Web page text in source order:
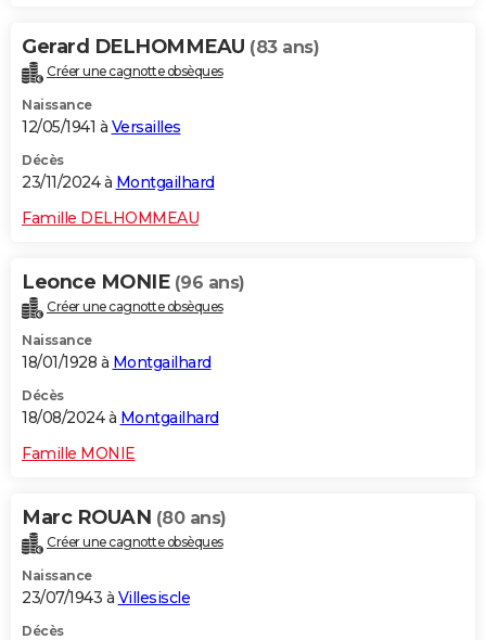
Gerard DELHOMMEAU (83 ans)
Créer une cagnotte obsèques
Naissance
12/05/1941 à Versailles
Décès
23/11/2024 à Montgailhard
Famille DELHOMMEAU
Leonce MONIE (96 ans)
Créer une cagnotte obsèques
Naissance
18/01/1928 à Montgailhard
Décès
18/08/2024 à Montgailhard
Famille MONIE
Marc ROUAN (80 ans)
Créer une cagnotte obsèques
Naissance
23/07/1943 à Villesiscle
Décès